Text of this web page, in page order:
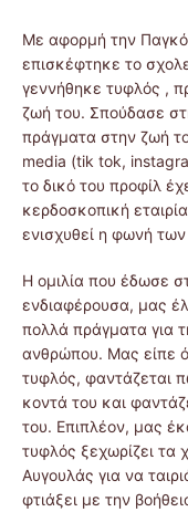
Με αφορμή την
επισκέφτηκε το
γεννήθηκε τυφλός ,
ζωή του. Σπούδασε
πράγματα στην ζωή
media (tik tok,
το δικό του προφίλ
κερδοσκοπική
ενισχυθεί η φωνή
Η ομιλία που έδωσε
ενδιαφέρουσα, μας
πολλά πράγματα για
ανθρώπου. Μας είπε
τυφλός, φαντάζεται
κοντά του και
του. Επιπλέον, μας
τυφλός ξεχωρίζει τα
Αυγουλάς για να
φτιάξει με την